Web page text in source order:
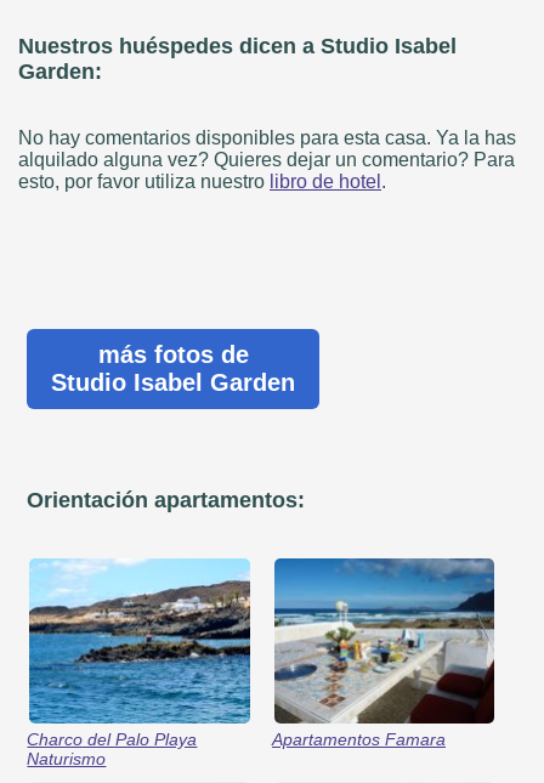
Nuestros huéspedes dicen a Studio Isabel
Garden:
No hay comentarios disponibles para esta casa. Ya la has
alquilado alguna vez? Quieres dejar un comentario? Para
esto, por favor utiliza nuestro libro de hotel .
más fotos de
Studio Isabel Garden
Orientación apartamentos:
Charco del Palo Playa
Naturismo
Apartamentos Famara